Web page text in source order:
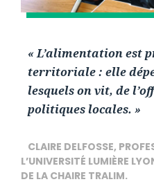
« L’alimentation est
territoriale : elle
lesquels on vit, de
politiques locales. »
CLAIRE DELFOSSE,
L’UNIVERSITÉ LUMIÈRE
DE LA CHAIRE TRALIM.